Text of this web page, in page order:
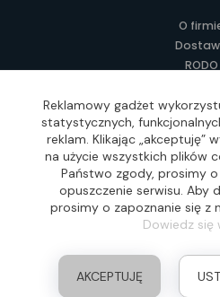
O
RODO
Lokalne Gadżety
Jak
Słownik
FAQ
Realizacja: Idea4Me.pl,
Reklamowy gadżet
statystycznych,
reklam. Klikając „akceptuję”
na użycie wszystkich plików
Państwo zgody, prosimy
opuszczenie serwisu. Aby
prosimy o zapoznanie się z
Dowiedz się
AKCEPTUJĘ